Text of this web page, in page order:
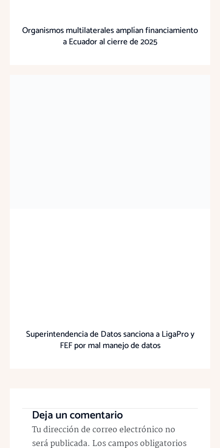
Organismos multilaterales amplían financiamiento
a Ecuador al cierre de 2025
Superintendencia de Datos sanciona a LigaPro y
FEF por mal manejo de datos
Deja un comentario
Tu dirección de correo electrónico no
será publicada. Los campos obligatorios